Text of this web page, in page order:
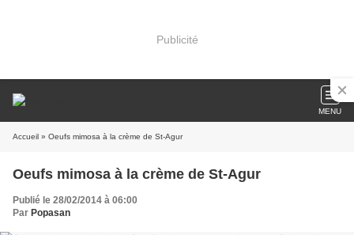
Publicité
MENU
Accueil » Oeufs mimosa à la crème de St-Agur
Oeufs mimosa à la crème de St-Agur
Publié le 28/02/2014 à 06:00
Par Popasan